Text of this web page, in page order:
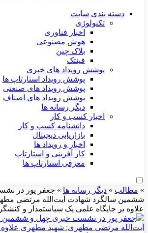
دسته بندی سایت
تکنولوژی
اخبار فناوری
هوش مصنوعی
بلاک چین
فینتک
پوشش رویداد های خبری
پوشش رویداد استارتاپ ها
پوشش رویداد های صنعتی
پوشش رویداد های اصناف
دیگر رسانه ها
اخبار کسب و کار
دانشنامه کسب و کار
بازاریابی دیجیتال
اخبار و رویداد ها
کار آفرینی و استارتاپ
معرفی استارتاپ ها
» مطالب » دیگر رسانه ها » جعفر پور در
ششمین سالگرد شهادت آیت‌الله مرتضی
علاوه بر جایگاه علمی یک سیاستمدار و